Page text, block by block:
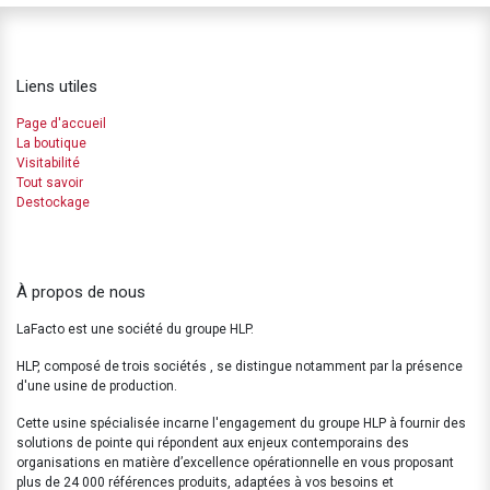
Liens utiles
Page d'accueil
La boutique
Visitabilité
Tout savoir
Destockage
À propos de nous
LaFacto est une société du groupe HLP.
HLP, composé de trois sociétés , se distingue notamment par la présence
d'une usine de production.
Cette usine spécialisée incarne l'engagement du groupe HLP à fournir des
solutions de pointe qui répondent aux enjeux contemporains des
organisations en matière d’excellence opérationnelle en vous proposant
plus de 24 000 références produits, adaptées à vos besoins et